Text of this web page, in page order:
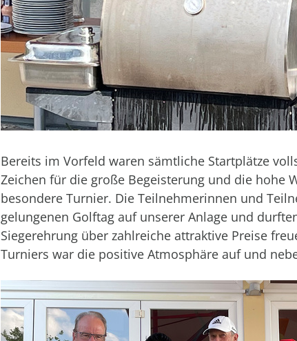
Bereits im Vorfeld waren sämtliche Startplätze
Zeichen für die große Begeisterung und die hohe
besondere Turnier. Die Teilnehmerinnen und
gelungenen Golftag auf unserer Anlage und
Siegerehrung über zahlreiche attraktive Preise
Turniers war die positive Atmosphäre auf und